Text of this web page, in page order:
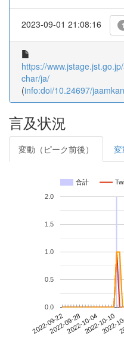
2023-09-01 21:08:16
https://
char/ja/
(info:doi/10.24697/
言及状況
変動（ピーク前後） 変
合計
2022-09-222022-09-282022-10-042022-10-10
2022-
0.0
0.5
1.0
1.5
2.0